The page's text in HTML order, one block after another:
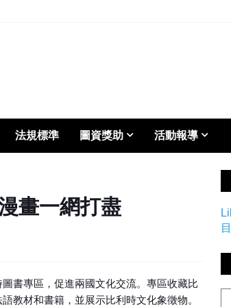
法規標準 圖資獎助 活動報導
畫一網打盡
書專區，促進兩國文化交流。專區收藏比
教材和書籍，並展示比利時文化象徵物。